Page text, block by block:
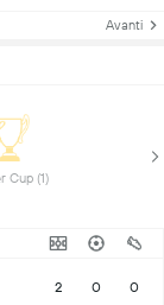
Avanti
Super Cup (1)
2 0 0